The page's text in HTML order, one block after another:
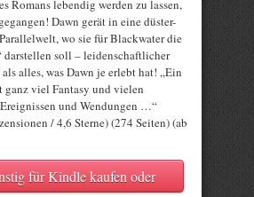
Romans lebendig werden zu lassen,
Dawn gerät in eine düster-
wo sie für Blackwater die
soll – leidenschaftlicher
alles, was Dawn je erlebt hat! „Ein
ganz viel Fantasy und vielen
und Wendungen …“
/ 4,6 Sterne) (274 Seiten) (ab
für Kindle kaufen oder